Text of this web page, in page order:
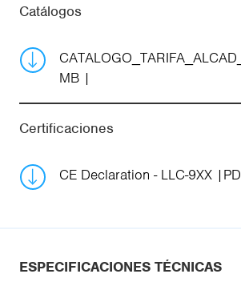
Catálogos
MB
Certificaciones
CE Declaration - LLC-9XX
ESPECIFICACIONES TÉCNICAS